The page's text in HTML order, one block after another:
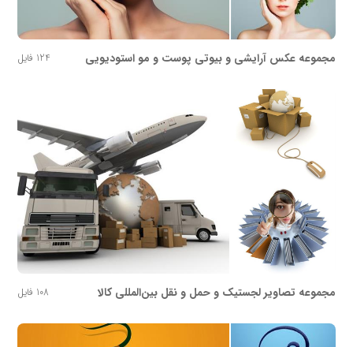
مجموعه عکس آرایشی و بیوتی پوست و مو استودیویی 124 فایل
مجموعه تصاویر لجستیک و حمل و نقل بین‌المللی کالا 108 فایل